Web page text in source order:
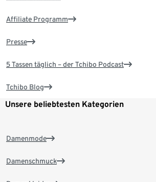
Affiliate Programm
Presse
5 Tassen täglich – der Tchibo Podcast
Tchibo Blog
Unsere beliebtesten Kategorien
Damenmode
Damenschmuck